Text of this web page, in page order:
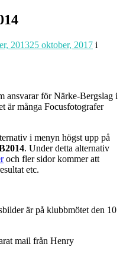
201325 oktober, 2017 i
ansvarar för Närke-Bergslag i
är många Focusfotografer
i menyn högst upp på
. Under detta alternativ
och fler sidor kommer att
etc.
är på klubbmötet den 10
mail från Henry